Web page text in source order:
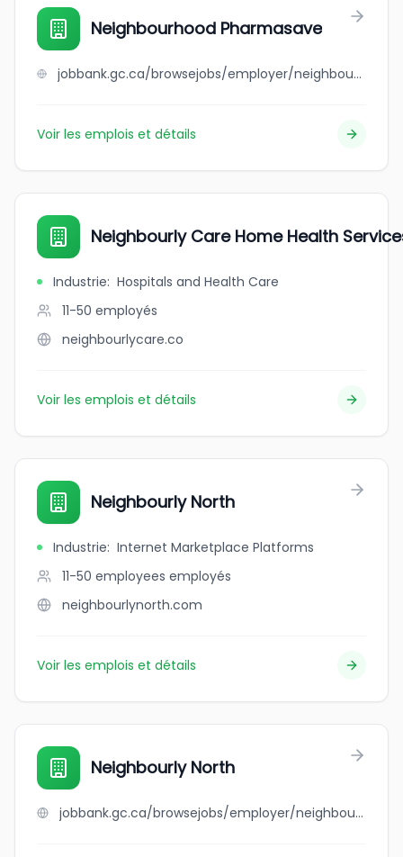
Neighbourhood Pharmasave
jobbank.gc.ca/browsejobs/employer/neighbourhood+pharmasave/ca
Voir les emplois et détails
Neighbourly Care Home Health
Industrie: Hospitals and Health Care
11-50 employés
neighbourlycare.co
Voir les emplois et détails
Neighbourly North
Industrie: Internet Marketplace Platforms
11-50 employees employés
neighbourlynorth.com
Voir les emplois et détails
Neighbourly North
jobbank.gc.ca/browsejobs/employer/neighbourly+north/ca